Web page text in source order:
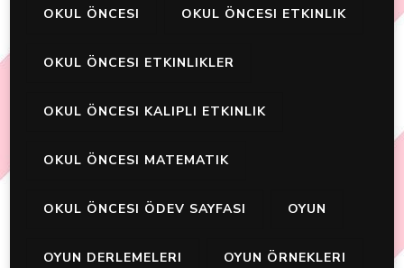
OKUL ÖNCESI OKUL ÖNCESI ETKINLIK
OKUL ÖNCESI ETKINLIKLER
OKUL ÖNCESI KALIPLI ETKINLIK
OKUL ÖNCESI MATEMATIK
OKUL ÖNCESI ÖDEV SAYFASI OYUN
OYUN DERLEMELERI OYUN ÖRNEKLERI